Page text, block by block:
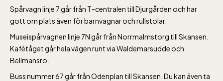
Spårvagn linje 7 går från T-centralen till Djurgården och har
gott om plats även för barnvagnar och rullstolar.
Museispårvagnen linje 7N går från Norrmalmstorg till Skansen.
Kafétåget går hela vägen runt via Waldemarsudde och
Bellmansro.
Buss nummer 67 går från Odenplan till Skansen. Du kan även ta